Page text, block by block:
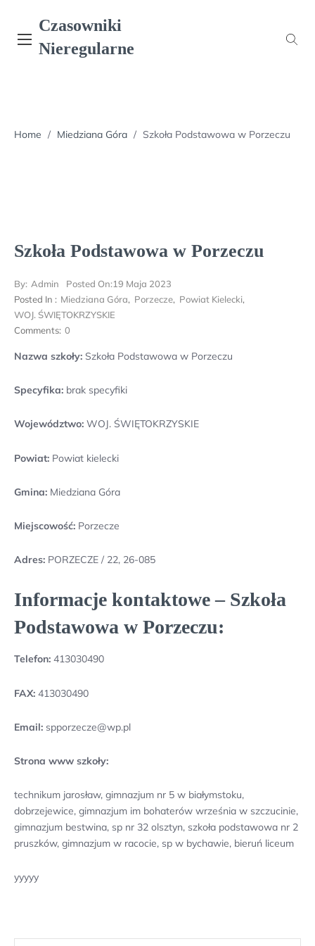
content
Czasowniki
Nieregularne
Home / Miedziana Góra / Szkoła Podstawowa w Porzeczu
Szkoła Podstawowa w Porzeczu
By: Admin Posted On:19 Maja 2023
Posted In : Miedziana Góra, Porzecze, Powiat Kielecki,
WOJ. ŚWIĘTOKRZYSKIE
Comments: 0
Nazwa szkoły: Szkoła Podstawowa w Porzeczu
Specyfika: brak specyfiki
Województwo: WOJ. ŚWIĘTOKRZYSKIE
Powiat: Powiat kielecki
Gmina: Miedziana Góra
Miejscowość: Porzecze
Adres: PORZECZE / 22, 26-085
Informacje kontaktowe – Szkoła
Podstawowa w Porzeczu:
Telefon: 413030490
FAX: 413030490
Email: spporzecze@wp.pl
Strona www szkoły:
technikum jarosław, gimnazjum nr 5 w białymstoku,
dobrzejewice, gimnazjum im bohaterów września w szczucinie,
gimnazjum bestwina, sp nr 32 olsztyn, szkoła podstawowa nr 2
pruszków, gimnazjum w racocie, sp w bychawie, bieruń liceum
yyyyy